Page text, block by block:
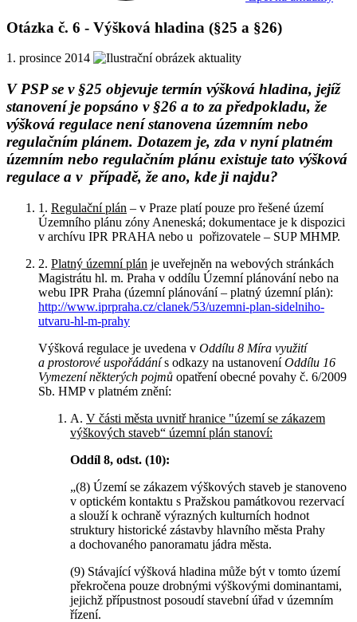
Otázka č. 6 - Výšková hladina (§25 a §26)
1. prosince 2014
V PSP se v §25 objevuje termín výšková hladina, jejíž
stanovení je popsáno v §26 a to za předpokladu, že
výšková regulace není stanovena územním nebo
regulačním plánem. Dotazem je, zda v nyní platném
územním nebo regulačním plánu existuje tato výšková
regulace a v případě, že ano, kde ji najdu?
1. Regulační plán – v Praze platí pouze pro řešené území
Územního plánu zóny Aneneská; dokumentace je k dispozici
v archívu IPR PRAHA nebo u pořizovatele – SUP MHMP.
2. Platný územní plán je uveřejněn na webových stránkách
Magistrátu hl. m. Praha v oddílu Územní plánování nebo na
webu IPR Praha (územní plánování – platný územní plán):
http://www.iprpraha.cz/clanek/53/uzemni-plan-sidelniho-
utvaru-hl-m-prahy
Výšková regulace je uvedena v Oddílu 8 Míra využití
a prostorové uspořádánís odkazy na ustanoveníOddílu 16
Vymezení některých pojmů opatření obecné povahy č. 6/2009
Sb. HMP v platném znění:
A. V části města uvnitř hranice "území se zákazem
výškových staveb“ územní plán stanoví:
Oddíl 8, odst. (10):
„(8) Území se zákazem výškových staveb je stanoveno
v optickém kontaktu s Pražskou památkovou rezervací
a slouží k ochraně výrazných kulturních hodnot
struktury historické zástavby hlavního města Prahy
a dochovaného panoramatu jádra města.
(9) Stávající výšková hladina může být v tomto území
překročena pouze drobnými výškovými dominantami,
jejichž přípustnost posoudí stavební úřad v územním
řízení.